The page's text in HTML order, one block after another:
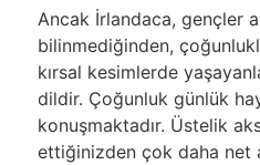
Ancak İrlandaca, gençler
bilinmediğinden,
kırsal kesimlerde
dildir. Çoğunluk günlük
konuşmaktadır. Üstelik
ettiğinizden çok daha net